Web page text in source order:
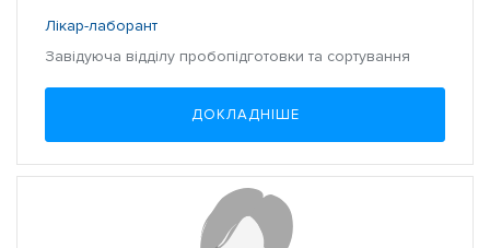
Лікар-лаборант
Завідуюча відділу пробопідготовки та сортування
ДОКЛАДНІШЕ